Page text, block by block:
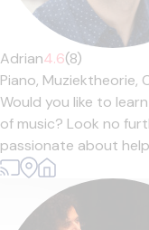
Adrian4.6(8)
Piano, Muziektheorie,
Would you like to
of music? Look no
passionate about